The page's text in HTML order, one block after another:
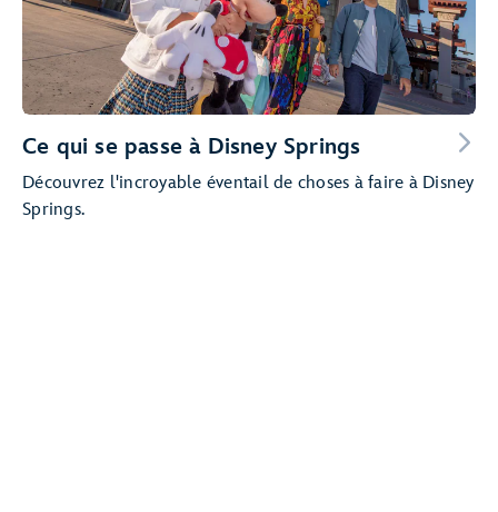
Ce qui se passe à Disney Springs
Découvrez l'incroyable éventail de choses à faire à Disney
Springs.